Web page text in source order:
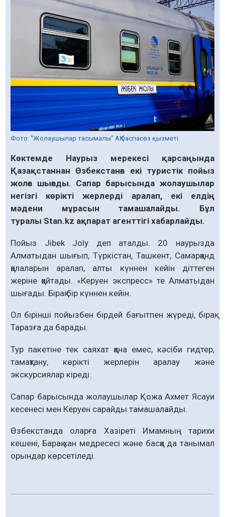
Фото: "Жолаушылар тасымалы" АҚ баспасөз қызметі
Көктемде Наурыз мерекесі қарсаңында
Қазақстаннан Өзбекстанға екі туристік пойыз
жолға шығады. Сапар барысында жолаушылар
негізгі көрікті жерлерді аралап, екі елдің
мәдени мұрасын тамашалайды. Бұл
туралы Stan.kz ақпарат агенттігі хабарлайды.
Пойыз Jibek Joly деп аталды. 20 наурызда
Алматыдан шығып, Түркістан, Ташкент, Самарқанд
қалаларын аралап, алты күннен кейін діттеген
жеріне қайтады. «Керуен экспресс» те Алматыдан
шығады. Бірақ бір күннен кейін.
Ол бірінші пойызбен бірдей бағытпен жүреді, бірақ
Таразға да барады.
Тур пакетіне тек саяхат қана емес, кәсіби гидтер,
тамақтану, көрікті жерлерін аралау және
экскурсиялар кіреді.
Сапар барысында жолаушылар Қожа Ахмет Ясауи
кесенесі мен Керуен сарайды тамашалайды.
Өзбекстанда оларға Хазіреті Имамның тарихи
кешені, Барақ хан медресесі және басқа да танымал
орындар көрсетіледі.